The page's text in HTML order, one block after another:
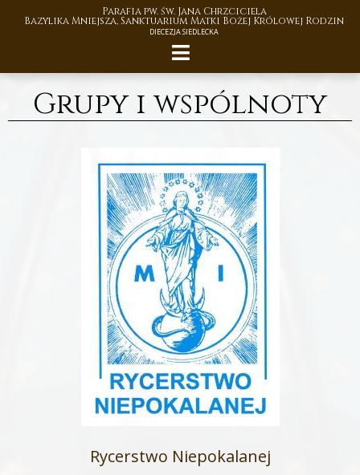
Parafia pw. św. Jana Chrzciciela
Bazylika Mniejsza, Sanktuarium Matki Bożej Królowej Rodzin
DIECEZJA SIEDLECKA
Grupy i wspólnoty
Rycerstwo Niepokalanej